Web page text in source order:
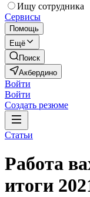
Ищу сотрудника
Сервисы
Помощь
Ещё
Поиск
Акбердино
Войти
Войти
Создать резюме
Статьи
Работа
итоги